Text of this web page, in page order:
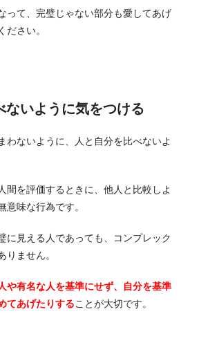
って、完璧じゃない部分も愛してあげ
ださい。
ないように気をつける
わないように、人と自分を比べないよ
間を評価するときに、他人と比較しよ
意味な行為です。
に見える人であっても、コンプレック
りません。
や有名な人を基準にせず、自分を基準
てあげたりすることが大切です。